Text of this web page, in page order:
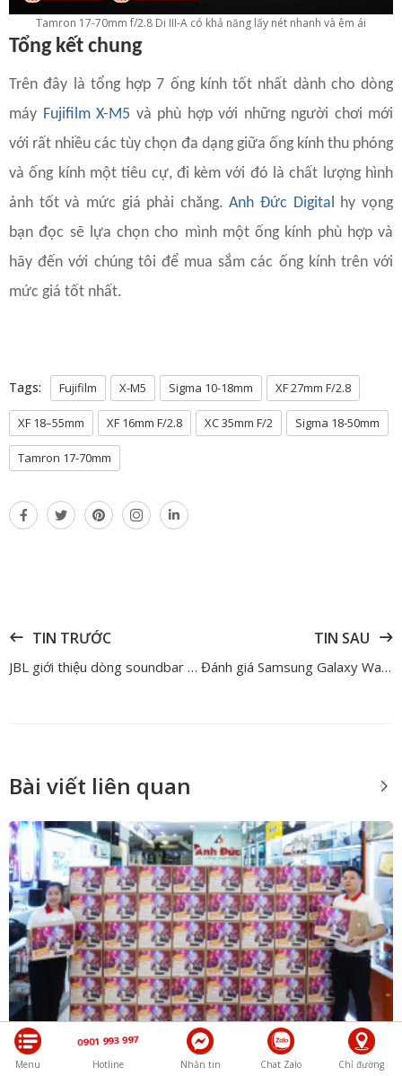
Tamron 17-70mm f/2.8 Di III-A có khả năng lấy nét nhanh và êm ái
Tổng kết chung
Trên đây là tổng hợp 7 ống kính tốt nhất dành cho dòng
máy Fujifilm X-M5 và phù hợp với những người chơi mới
với rất nhiều các tùy chọn đa dạng giữa ống kính thu phóng
và ống kính một tiêu cự, đi kèm với đó là chất lượng hình
ảnh tốt và mức giá phải chăng.Anh Đức Digital hy vọng
bạn đọc sẽ lựa chọn cho mình một ống kính phù hợp và
hãy đến với chúng tôi để mua sắm các ống kính trên với
mức giá tốt nhất.
Tags: Fujifilm X-M5 Sigma 10-18mm XF 27mm F/2.8
XF 18–55mm XF 16mm F/2.8 XC 35mm F/2 Sigma 18-50mm
Tamron 17-70mm
TIN TRƯỚC
JBL giới thiệu dòng soundbar mới Bar MK2 với hàng toàn công nghệ tiên tiến
TIN SAU
Đánh giá Samsung Galaxy Watch 8 – Phiên bản Galaxy Watch tốt nhất trong nhiều năm qua
Bài viết liên quan
Menu
0901 993 997
Hotline Nhắn tin Chat Zalo Chỉ đường